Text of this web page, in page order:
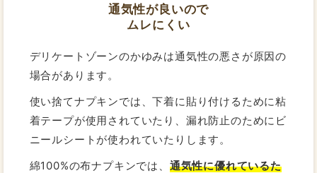
通気性が良いので
ムレにくい
デリケートゾーンのかゆみは通気性の悪さが原因の
場合があります。
使い捨てナプキンでは、下着に貼り付けるために粘
着テープが使用されていたり、漏れ防止のためにビ
ニールシートが使われていたりします。
綿100%の布ナプキンでは、 通気性に優れているた